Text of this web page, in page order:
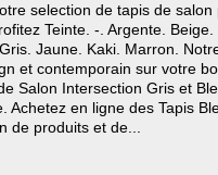
selection de tapis de salon
Teinte. -. Argente. Beige.
Jaune. Kaki. Marron.
et contemporain sur votre
Salon Intersection Gris et
Achetez en ligne des Tapis
de produits et de...